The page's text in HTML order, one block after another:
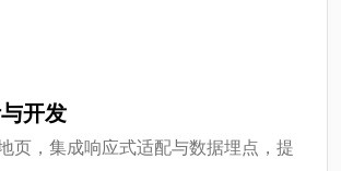
开发
页，集成响应式适配与数据埋点，提